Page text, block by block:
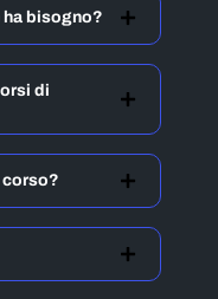
ha bisogno?
di
corso?